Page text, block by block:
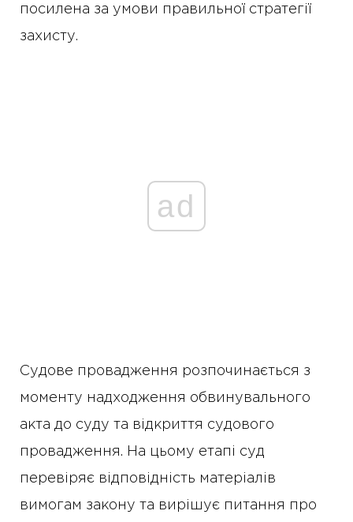
посилена за умови правильної стратегії
захисту.
ad
Судове провадження розпочинається з
моменту надходження обвинувального
акта до суду та відкриття судового
провадження. На цьому етапі суд
перевіряє відповідність матеріалів
вимогам закону та вирішує питання про